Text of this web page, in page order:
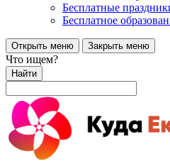
Бесплатные
Бесплатное
Открыть меню Закрыть меню
Что ищем?
Найти